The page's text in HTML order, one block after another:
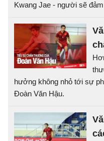
Kwang Jae - người sẽ
hưởng không nhỏ tới sự
Đoàn Văn Hậu.